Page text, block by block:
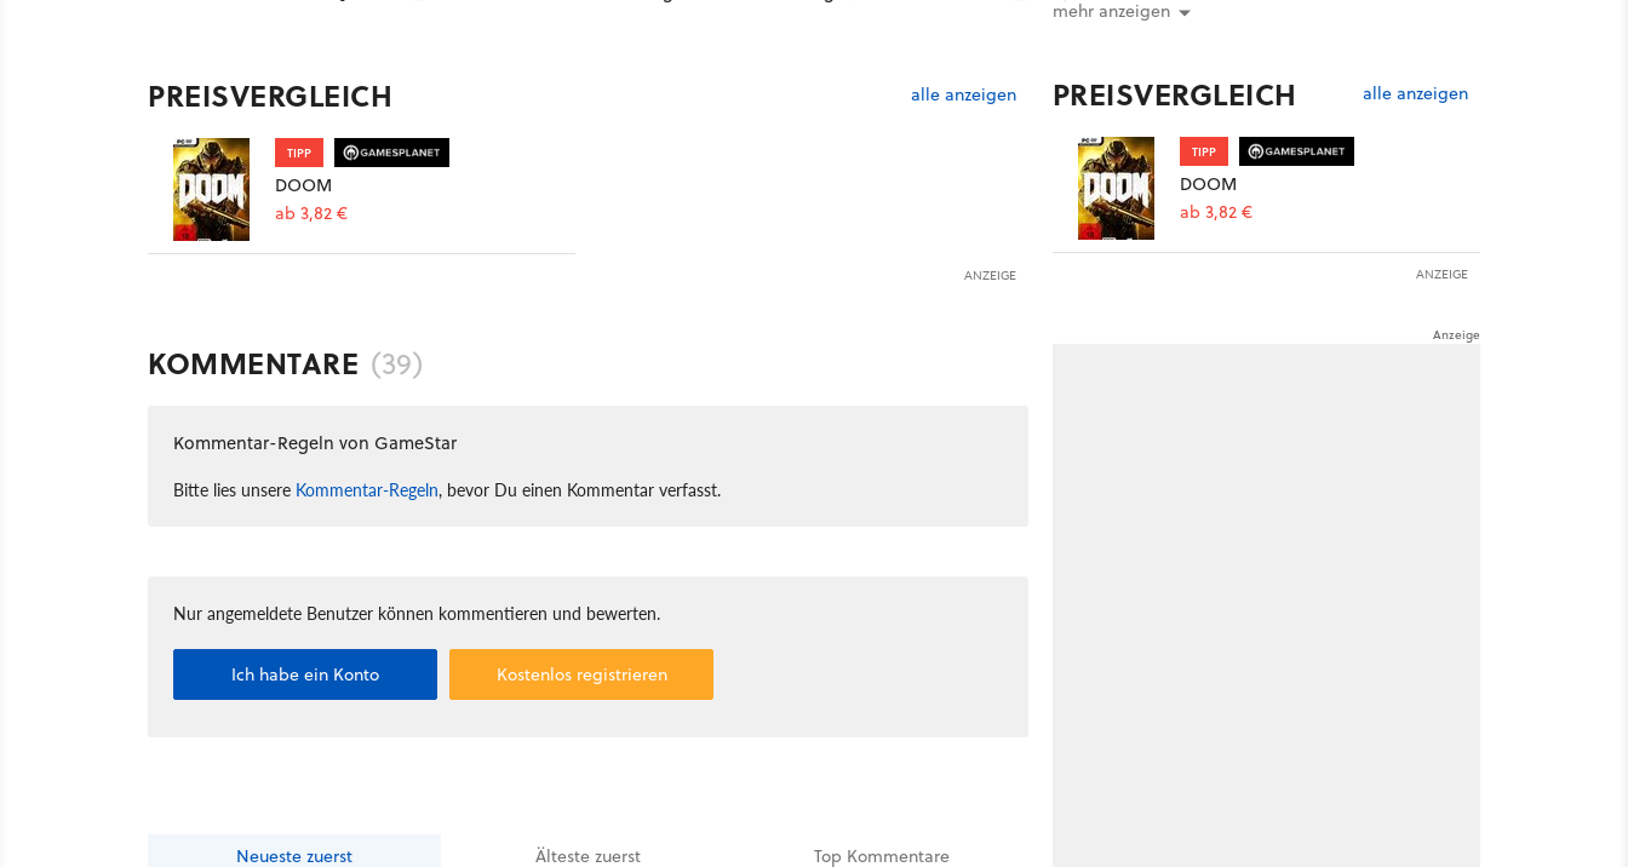
PREISVERGLEICH alle anzeigen
TIPP
DOOM
ab 3,82 €
ANZEIGE
KOMMENTARE (39)
Kommentar-Regeln von GameStar
Bitte lies unsere Kommentar-Regeln, bevor Du einen Kommentar verfasst.
Nur angemeldete Benutzer können kommentieren und bewerten.
Ich habe ein Konto Kostenlos registrieren
Neueste zuerst Ältestezuerst Top Kommentare
mehr anzeigen
PREISVERGLEICH alle anzeigen
TIPP
DOOM
ab 3,82 €
ANZEIGE